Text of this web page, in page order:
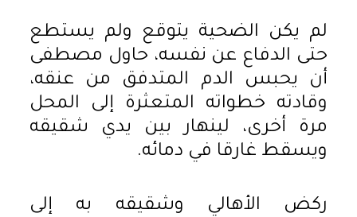
لم يكن الضحية يتوقع ولم يستطع
حتى الدفاع عن نفسه، حاول مصطفى
أن يحبس الدم المتدفق من عنقه،
وقادته خطواته المتعثرة إلى المحل
مرة أخرى، لينهار بين يدي شقيقه
ويسقط غارقا في دمائه.
ركض الأهالي وشقيقه به إلى